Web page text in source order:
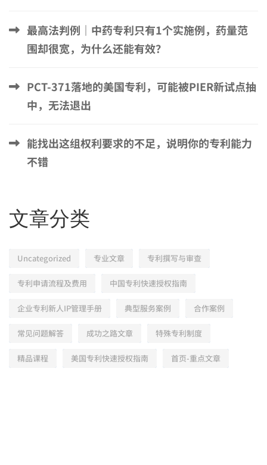
最高法判例｜中药专利只有1个实施例，药量范
围却很宽，为什么还能有效？
PCT-371落地的美国专利，可能被PIER新试点抽
中，无法退出
能找出这组权利要求的不足，说明你的专利能力
不错
文章分类
Uncategorized 专业文章 专利撰写与审查
专利申请流程及费用 中国专利快速授权指南
企业专利新人IP管理手册 典型服务案例 合作案例
常见问题解答 成功之路文章 特殊专利制度
精品课程 美国专利快速授权指南 首页-重点文章